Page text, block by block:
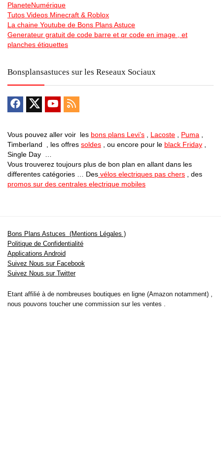
PlaneteNumérique
Tutos Videos Minecraft & Roblox
La chaine Youtube de Bons Plans Astuce
Generateur gratuit de code barre et qr code en image , et
planches étiquettes
Bonsplansastuces sur les Reseaux Sociaux
Vous pouvez aller voir les bons plans Levi’s Lacoste Puma
Timberland , les offres soldes , ou encore pour le black Friday
Single Day …
Vous trouverez toujours plus de bon plan en allant dans les
differentes catégories … Des vélos electriques pas chers , des
promos sur des centrales electrique mobiles
Bons Plans Astuces (Mentions Légales )
Politique de Confidentialité
Applications Android
Suivez Nous sur Facebook
Suivez Nous sur Twitter
Etant affilié à de nombreuses boutiques en ligne (Amazon notamment) ,
nous pouvons toucher une commission sur les ventes .